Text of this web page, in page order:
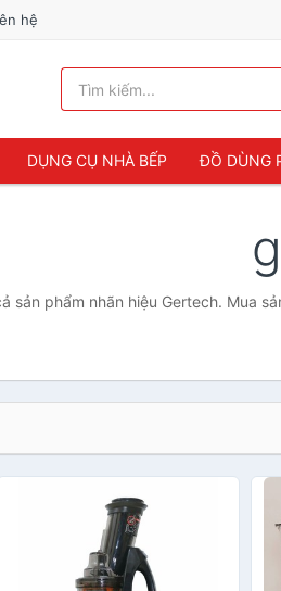
hệ
DỤNG CỤ NHÀ BẾP ĐỒ DÙNG
sản phẩm nhãn hiệu Gertech. Mua